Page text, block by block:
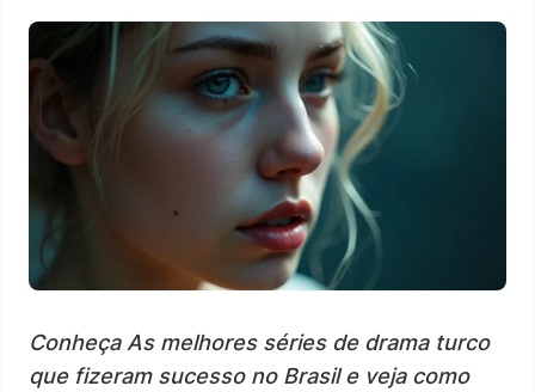
Conheça As melhores séries de drama turco
que fizeram sucesso no Brasil e veja como